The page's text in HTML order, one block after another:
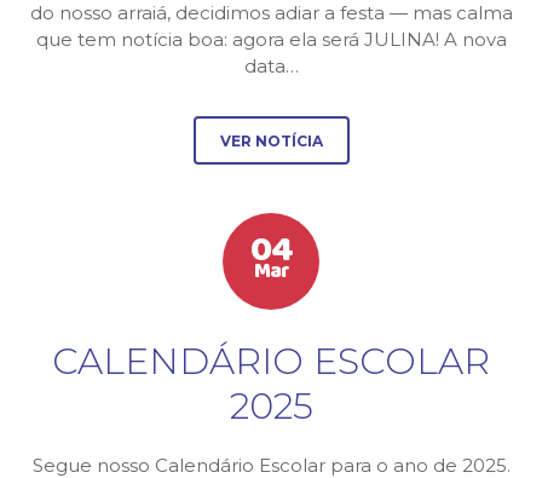
do nosso arraiá, decidimos adiar a festa — mas calma
que tem notícia boa: agora ela será JULINA! A nova
data…
VER NOTÍCIA
04
Mar
CALENDÁRIO ESCOLAR
2025
Segue nosso Calendário Escolar para o ano de 2025.